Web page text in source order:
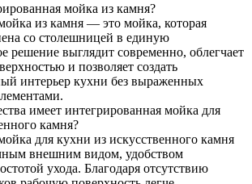
мойка из камня?
из камня — это мойка, которая
со столешницей в единую
решение выглядит современно, облегчает
и позволяет создать
интерьер кухни без выраженных
имеет интегрированная мойка для
камня?
для кухни из искусственного камня
внешним видом, удобством
ухода. Благодаря отсутствию